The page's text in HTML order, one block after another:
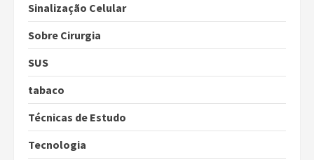
Sinalização Celular
Sobre Cirurgia
SUS
tabaco
Técnicas de Estudo
Tecnologia